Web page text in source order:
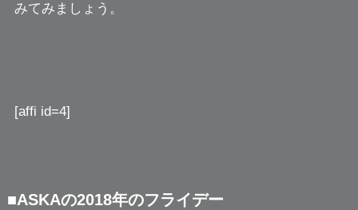
みてみましょう。
[affi id=4]
■ASKAの2018年のフライデー